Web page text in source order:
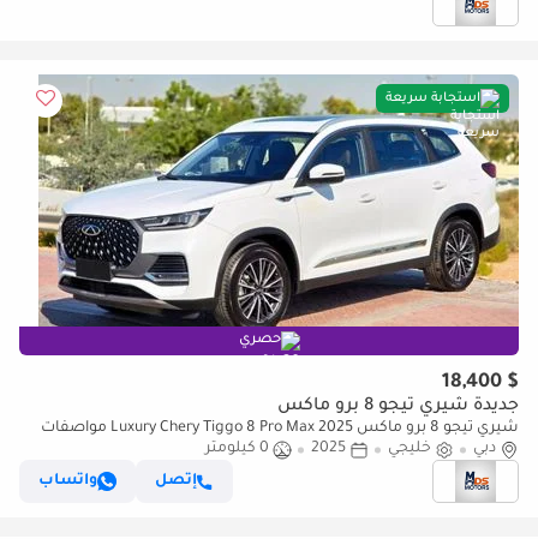
استجابة سريعة
حصري
$ 18,400
جديدة شيري تيجو 8 برو ماكس
شيري تيجو 8 برو ماكس Luxury Chery Tiggo 8 Pro Max 2025 مواصفات
خليجية
دبي خليجي 2025
0 كيلومتر
إتصل
واتساب